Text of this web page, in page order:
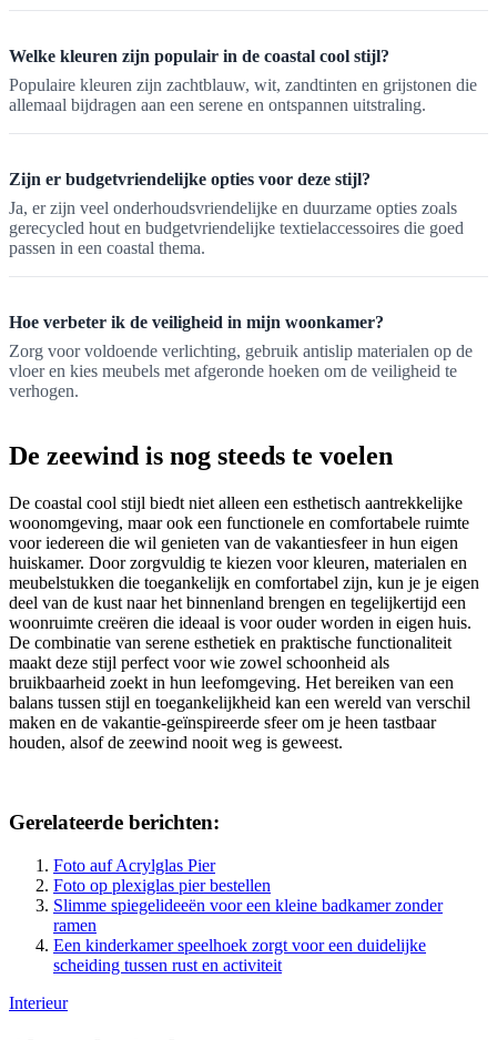
Welke kleuren zijn populair in de coastal cool stijl?
Populaire kleuren zijn zachtblauw, wit, zandtinten en grijstonen die
allemaal bijdragen aan een serene en ontspannen uitstraling.
Zijn er budgetvriendelijke opties voor deze stijl?
Ja, er zijn veel onderhoudsvriendelijke en duurzame opties zoals
gerecycled hout en budgetvriendelijke textielaccessoires die goed
passen in een coastal thema.
Hoe verbeter ik de veiligheid in mijn woonkamer?
Zorg voor voldoende verlichting, gebruik antislip materialen op de
vloer en kies meubels met afgeronde hoeken om de veiligheid te
verhogen.
De zeewind is nog steeds te voelen
De coastal cool stijl biedt niet alleen een esthetisch aantrekkelijke
woonomgeving, maar ook een functionele en comfortabele ruimte
voor iedereen die wil genieten van de vakantiesfeer in hun eigen
huiskamer. Door zorgvuldig te kiezen voor kleuren, materialen en
meubelstukken die toegankelijk en comfortabel zijn, kun je je eigen
deel van de kust naar het binnenland brengen en tegelijkertijd een
woonruimte creëren die ideaal is voor ouder worden in eigen huis.
De combinatie van serene esthetiek en praktische functionaliteit
maakt deze stijl perfect voor wie zowel schoonheid als
bruikbaarheid zoekt in hun leefomgeving. Het bereiken van een
balans tussen stijl en toegankelijkheid kan een wereld van verschil
maken en de vakantie-geïnspireerde sfeer om je heen tastbaar
houden, alsof de zeewind nooit weg is geweest.
Gerelateerde berichten:
Foto auf Acrylglas Pier
Foto op plexiglas pier bestellen
Slimme spiegelideeën voor een kleine badkamer zonder
ramen
Een kinderkamer speelhoek zorgt voor een duidelijke
scheiding tussen rust en activiteit
Interieur